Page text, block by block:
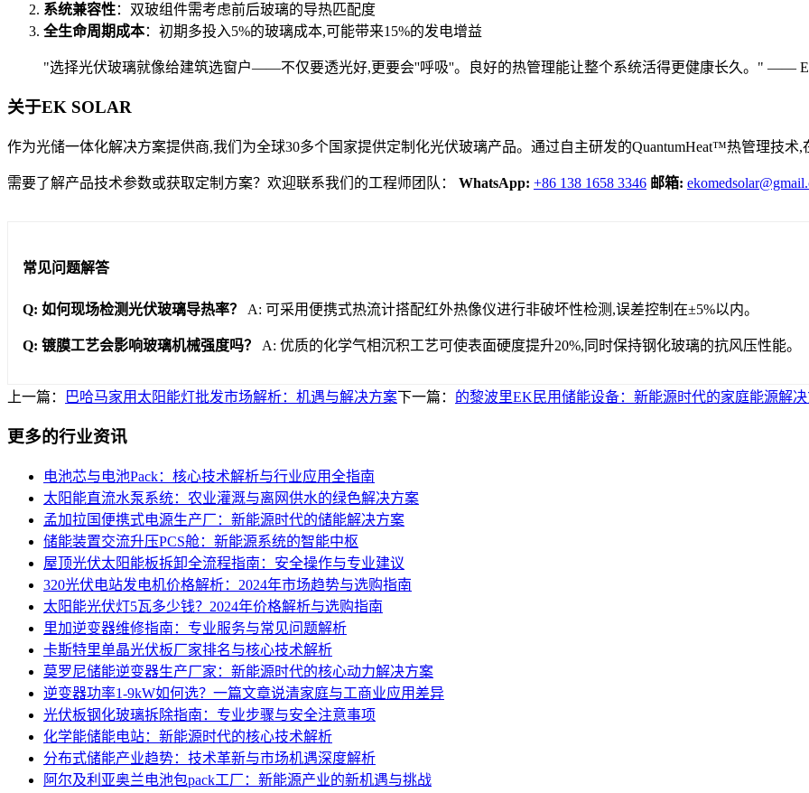
系统兼容性：双玻组件需考虑前后玻璃的导热匹配度
全生命周期成本：初期多投入5%的玻璃成本,可能带来15%的发电增益
"选择光伏玻璃就像给建筑选窗户——不仅要透光好,更要会''呼吸''。良好的热管理能让整个系统活得更健康长久。" ——
关于EK SOLAR
作为光储一体化解决方案提供商,我们为全球30多个国家提供定制化光伏玻璃产品。通过自主研发的QuantumHeat™热管理技
需要了解产品技术参数或获取定制方案？欢迎联系我们的工程师团队： WhatsApp: +86 138 1658 3346 邮箱:
常见问题解答
Q: 如何现场检测光伏玻璃导热率？ A: 可采用便携式热流计搭配红外热像仪进行非破坏性检测,误差控制在±5%以内。
Q: 镀膜工艺会影响玻璃机械强度吗？ A: 优质的化学气相沉积工艺可使表面硬度提升20%,同时保持钢化玻璃的抗风压性能。
上一篇： 巴哈马家用太阳能灯批发市场解析：机遇与解决方案下一篇： 的黎波里EK民用储能设备：新能源时代的家庭能源解
更多的行业资讯
电池芯与电池Pack：核心技术解析与行业应用全指南
太阳能直流水泵系统：农业灌溉与离网供水的绿色解决方案
孟加拉国便携式电源生产厂：新能源时代的储能解决方案
储能装置交流升压PCS舱：新能源系统的智能中枢
屋顶光伏太阳能板拆卸全流程指南：安全操作与专业建议
320光伏电站发电机价格解析：2024年市场趋势与选购指南
太阳能光伏灯5瓦多少钱？2024年价格解析与选购指南
里加逆变器维修指南：专业服务与常见问题解析
卡斯特里单晶光伏板厂家排名与核心技术解析
莫罗尼储能逆变器生产厂家：新能源时代的核心动力解决方案
逆变器功率1-9kW如何选？一篇文章说清家庭与工商业应用差异
光伏板钢化玻璃拆除指南：专业步骤与安全注意事项
化学能储能电站：新能源时代的核心技术解析
分布式储能产业趋势：技术革新与市场机遇深度解析
阿尔及利亚奥兰电池包pack工厂：新能源产业的新机遇与挑战